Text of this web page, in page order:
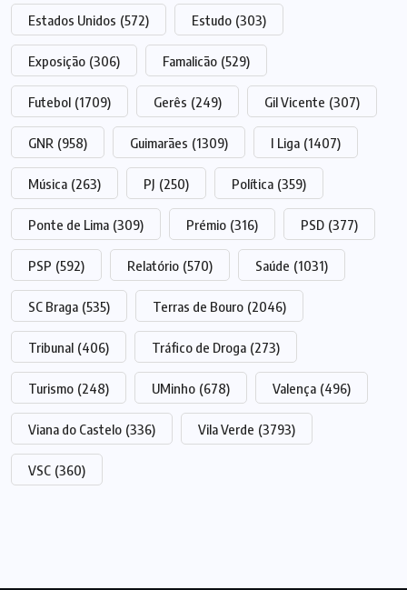
Estados Unidos (572) Estudo (303)
Exposição (306) Famalicão (529)
Futebol (1709) Gerês (249) Gil Vicente (307)
GNR (958) Guimarães (1309) I Liga (1407)
Música (263) PJ (250) Política (359)
Ponte de Lima (309) Prémio (316) PSD (377)
PSP (592) Relatório (570) Saúde (1031)
SC Braga (535) Terras de Bouro (2046)
Tribunal (406) Tráfico de Droga (273)
Turismo (248) UMinho (678) Valença (496)
Viana do Castelo (336) Vila Verde (3793)
VSC (360)